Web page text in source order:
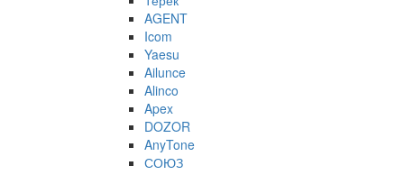
AGENT
Icom
Yaesu
Ailunce
Alinco
Apex
DOZOR
AnyTone
СОЮЗ